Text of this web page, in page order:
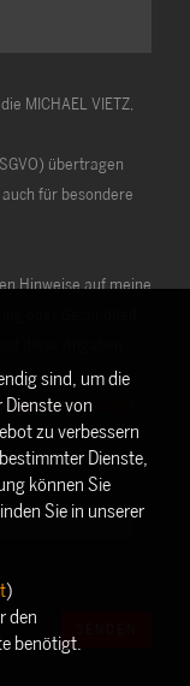
MICHAEL VIETZ,
übertragen
für besondere
Hinweise auf meine
oder Gesundheit
sind, um die
Dienste von
zu verbessern
Dienste,
können Sie
Sie in unserer
)
den
benötigt.